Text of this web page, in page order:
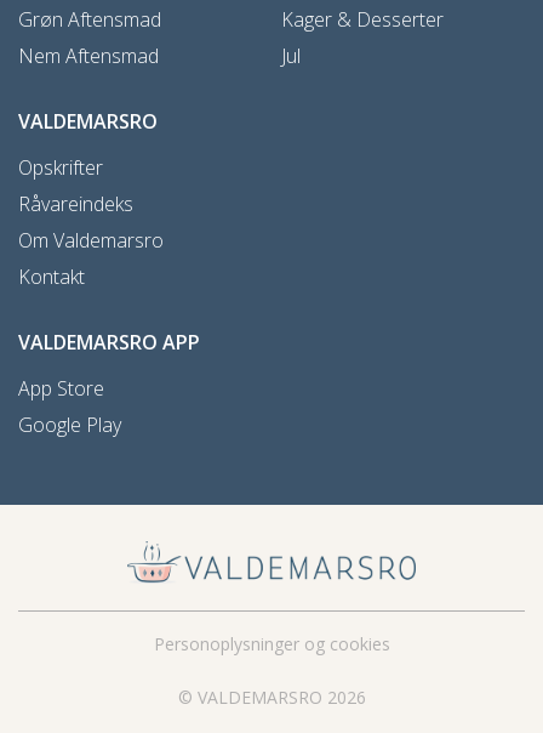
Grøn Aftensmad
Nem Aftensmad
Kager & Desserter
Jul
VALDEMARSRO
Opskrifter
Råvareindeks
Om Valdemarsro
Kontakt
VALDEMARSRO APP
App Store
Google Play
© VALDEMARSRO 2026
Personoplysninger og cookies